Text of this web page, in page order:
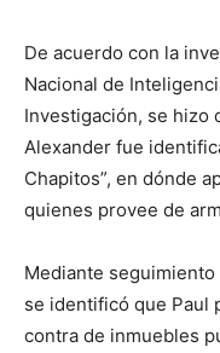
De acuerdo con la
Nacional de
Investigación, se hizo
Alexander fue
Chapitos”, en dónde
quienes provee de
Mediante
se identificó que Paul
contra de inmuebles